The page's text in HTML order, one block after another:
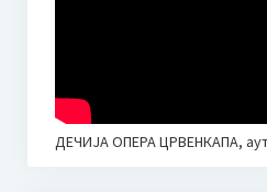
Календар школе
Приручник за запослене у
ДЕЧИЈА ОПЕРА ЦРВЕНКАПА,